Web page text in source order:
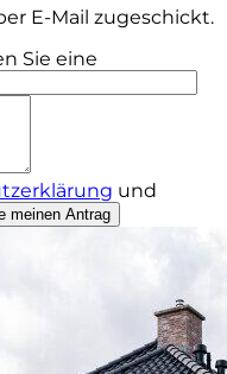
E-Mail zugeschickt.
Sie eine
und
meinen Antrag